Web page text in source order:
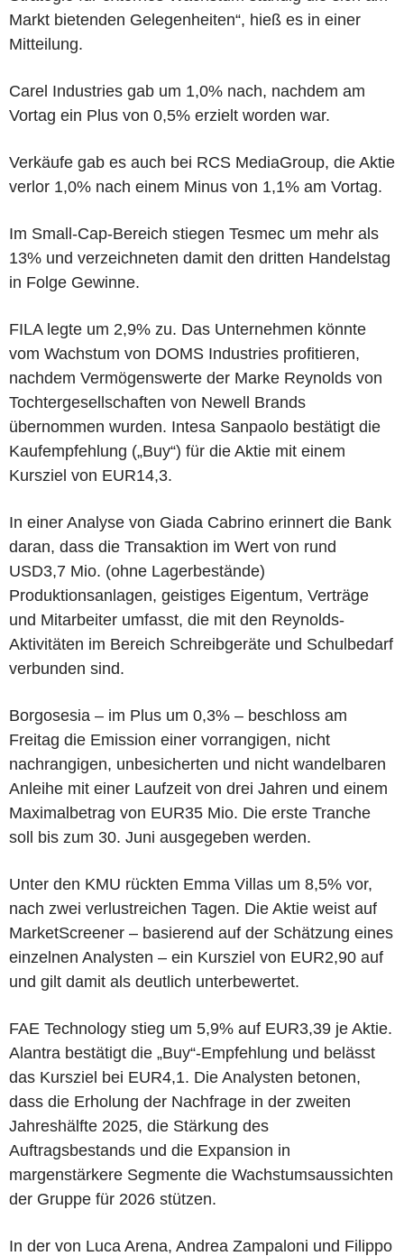
Markt bietenden Gelegenheiten“, hieß es in einer
Mitteilung.
Carel Industries gab um 1,0% nach, nachdem am
Vortag ein Plus von 0,5% erzielt worden war.
Verkäufe gab es auch bei RCS MediaGroup, die Aktie
verlor 1,0% nach einem Minus von 1,1% am Vortag.
Im Small-Cap-Bereich stiegen Tesmec um mehr als
13% und verzeichneten damit den dritten Handelstag
in Folge Gewinne.
FILA legte um 2,9% zu. Das Unternehmen könnte
vom Wachstum von DOMS Industries profitieren,
nachdem Vermögenswerte der Marke Reynolds von
Tochtergesellschaften von Newell Brands
übernommen wurden. Intesa Sanpaolo bestätigt die
Kaufempfehlung („Buy“) für die Aktie mit einem
Kursziel von EUR14,3.
In einer Analyse von Giada Cabrino erinnert die Bank
daran, dass die Transaktion im Wert von rund
USD3,7 Mio. (ohne Lagerbestände)
Produktionsanlagen, geistiges Eigentum, Verträge
und Mitarbeiter umfasst, die mit den Reynolds-
Aktivitäten im Bereich Schreibgeräte und Schulbedarf
verbunden sind.
Borgosesia – im Plus um 0,3% – beschloss am
Freitag die Emission einer vorrangigen, nicht
nachrangigen, unbesicherten und nicht wandelbaren
Anleihe mit einer Laufzeit von drei Jahren und einem
Maximalbetrag von EUR35 Mio. Die erste Tranche
soll bis zum 30. Juni ausgegeben werden.
Unter den KMU rückten Emma Villas um 8,5% vor,
nach zwei verlustreichen Tagen. Die Aktie weist auf
MarketScreener – basierend auf der Schätzung eines
einzelnen Analysten – ein Kursziel von EUR2,90 auf
und gilt damit als deutlich unterbewertet.
FAE Technology stieg um 5,9% auf EUR3,39 je Aktie.
Alantra bestätigt die „Buy“-Empfehlung und belässt
das Kursziel bei EUR4,1. Die Analysten betonen,
dass die Erholung der Nachfrage in der zweiten
Jahreshälfte 2025, die Stärkung des
Auftragsbestands und die Expansion in
margenstärkere Segmente die Wachstumsaussichten
der Gruppe für 2026 stützen.
In der von Luca Arena, Andrea Zampaloni und Filippo